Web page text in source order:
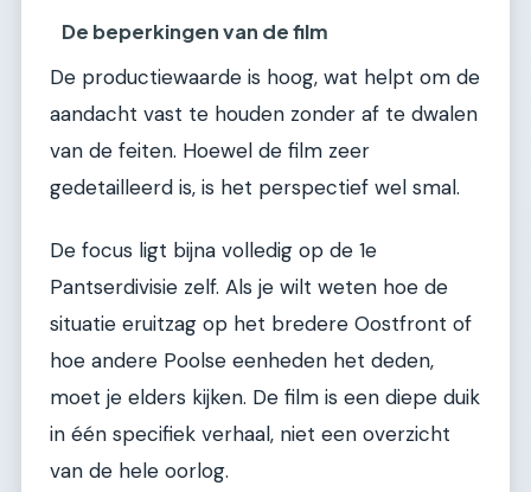
De beperkingen van de film
De productiewaarde is hoog, wat helpt om de
aandacht vast te houden zonder af te dwalen
van de feiten. Hoewel de film zeer
gedetailleerd is, is het perspectief wel smal.
De focus ligt bijna volledig op de 1e
Pantserdivisie zelf. Als je wilt weten hoe de
situatie eruitzag op het bredere Oostfront of
hoe andere Poolse eenheden het deden,
moet je elders kijken. De film is een diepe duik
in één specifiek verhaal, niet een overzicht
van de hele oorlog.